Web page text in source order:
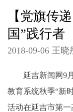
【党旗传
国”践行者
2018-09-06 王晓
延吉新闻网9月
教育系统秋季“新
活动在延吉市第一